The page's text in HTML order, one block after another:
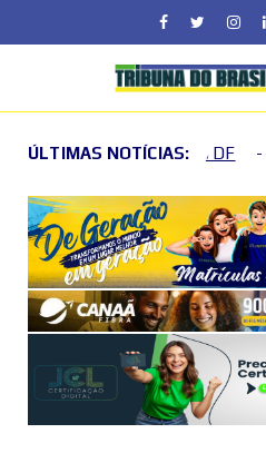
ÚLTIMAS NOTÍCIAS:
DF 2026 Fim de semana